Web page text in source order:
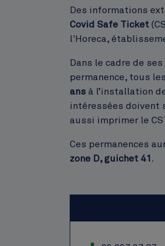
Des informations
Covid Safe Ticket
l'Horeca,
Dans le cadre de
permanence, tous
ans à l’installation
intéressées doivent
aussi imprimer le
Ces permanences
zone D, guichet 41.